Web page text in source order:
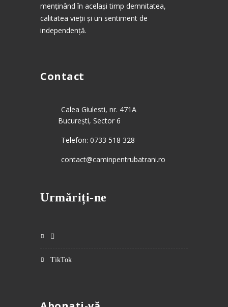
menținând în același timp demnitatea,
calitatea vieții și un sentiment de
independență.
Contact
Calea Giulesti, nr. 471A
București, Sector 6
Telefon: 0733 518 328
contact@caminpentrubatrani.ro
Urmăriți-ne
TikTok